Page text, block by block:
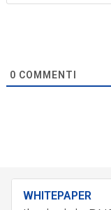
0 COMMENTI
WHITEPAPER